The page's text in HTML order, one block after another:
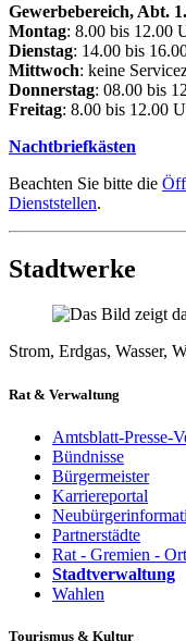
Gewerbebereich, Abt.
Montag: 8.00 bis 12.00
Dienstag: 14.00 bis
Mittwoch: keine
Donnerstag: 08.00 bis
Freitag: 8.00 bis 12.00
Nachtbriefkästen
Beachten Sie bitte die
Dienststellen.
Stadtwerke
Strom, Erdgas, Wasser,
Rat & Verwaltung
Amtsblatt-Presse-
Bündnisse
Bürgermeister
Karriereportal
Partnerstädte
Rat - Gremien -
Stadtverwaltung
Wahlen
Tourismus & Kultur